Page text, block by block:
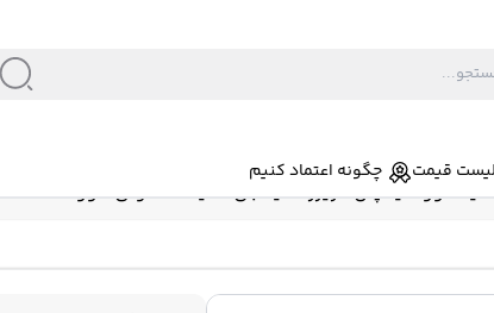
لیست قیمت چگونه اعتماد کنیم
دوو»یخچال فریزر ساید بای ساید 25 فوتی دوو DAEWOO SIDE BY SIDE FRS2611